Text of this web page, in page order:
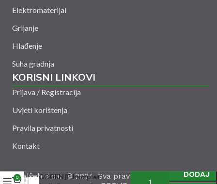
Elektromaterijal
Grijanje
Hlađenje
Suha gradnja
KORISNI LINKOVI
Prijava / Registracija
Uvjeti korištenja
Pravila privatnosti
Kontakt
Amelšeh d.o.o. © 2024. Sva prava zadržana. Powered
GORENJE komplet
DODAJ
0